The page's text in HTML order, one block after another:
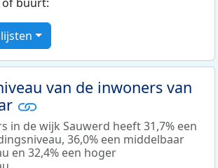
van de inwoners van
in de wijk Sauwerd heeft 31,7% een
36,0% een middelbaar
en 32,4% een hoger